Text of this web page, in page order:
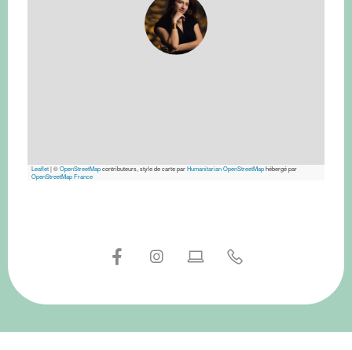
Leaflet|©OpenStreetMapcontributeurs, style de carte parHumanitarian OpenStreetMaphébergé par
OpenStreetMap France